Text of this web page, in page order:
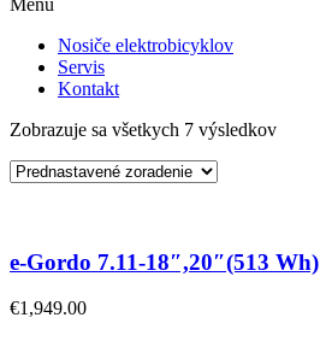
Menu
Nosiče elektrobicyklov
Servis
Kontakt
Zobrazuje sa všetkych 7 výsledkov
e-Gordo 7.11-18″,20″(513 Wh)
€1,949.00